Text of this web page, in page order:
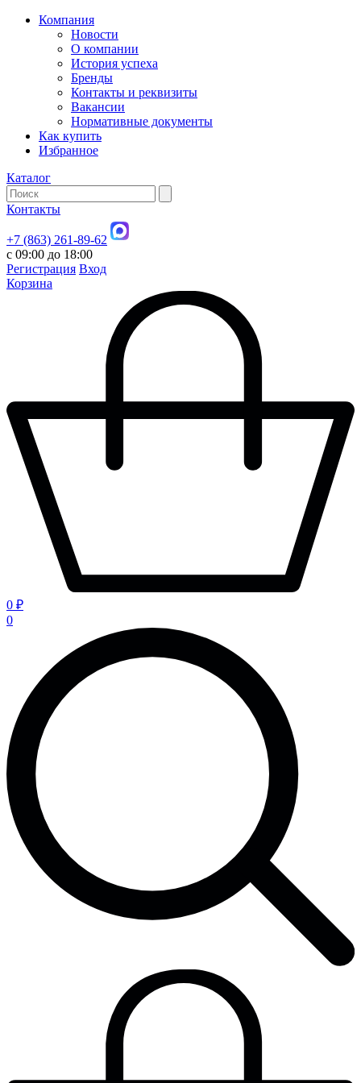
Компания
Новости
О компании
История успеха
Бренды
Контакты и реквизиты
Вакансии
Нормативные документы
Как купить
Избранное
Каталог
Контакты
+7 (863) 261-89-62
с 09:00 до 18:00
Регистрация Вход
Корзина
0 ₽
0